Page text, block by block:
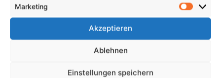
Marketing
Akzeptieren
Ablehnen
Einstellungen speichern
Geräte von entscheidender Bedeutung. Durch die
Berücksichtigung von Faktoren wie Erfahrung, Ruf,
Einhaltung von Vorschriften, Leistungsumfang,
Kosten und Kundenservice können Sie eine fundierte
langfristig zugute kommt.